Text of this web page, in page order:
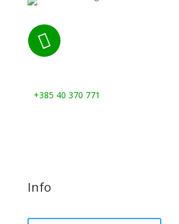

+385 40 370 771
Info